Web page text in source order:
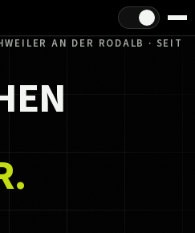
Hell/Dunkel
AN DER RODALB · SEIT